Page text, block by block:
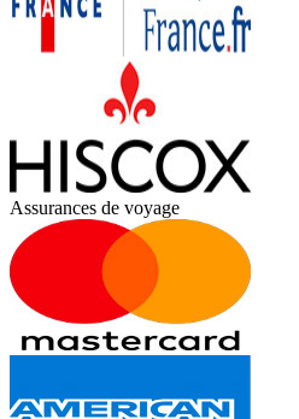
Assurances de voyage